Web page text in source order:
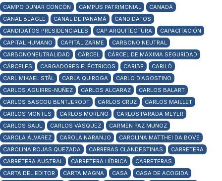
CAMPO DUNAR CONCÓN
CAMPUS PATRIMONIAL
CANADÁ
CANAL BEAGLE
CANAL DE PANAMÁ
CANDIDATOS
CANDIDATOS PRESIDENCIALES
CAP ARQUITECTURA
CAPACITACIÓN
CAPITAL HUMANO
CAPITALIZARME
CARBONO NEUTRAL
CARBONONEUTRALIDAD
CÁRCEL
CÁRCEL DE MÁXIMA SEGURIDAD
CÁRCELES
CARGADORES ELÉCTRICOS CARIBE
CARILÓ
CARL MIKAEL STÅL
CARLA QUIROGA
CARLO D'AGOSTINO
CARLOS AGUIRRE-NUÑEZ
CARLOS ALCARAZ
CARLOS BALART
CARLOS BASCOU BENTJERODT
CARLOS CRUZ
CARLOS MAILLET
CARLOS MONTES
CARLOS MORENO
CARLOS PARADA MEYER
CARLOS SAUL
CARLOS VÁSQUEZ
CARMEN PAZ MUÑOZ
CAROLA ÁLVAREZ
CAROLA NARANJO
CAROLINA MATTHEI DA BOVE
CAROLINA ROJAS QUEZADA
CARRERAS CLANDESTINAS
CARRETERA
CARRETERA AUSTRAL
CARRETERA HÍDRICA
CARRETERAS
CARTA DEL EDITOR
CARTA MAGNA CASA
CASA DE ACOGIDA